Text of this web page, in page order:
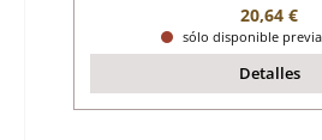
Precio
20,64 €
sólo disponible
Detalles